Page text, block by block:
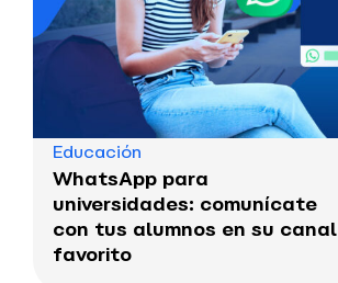
Educación
WhatsApp para
universidades: comunícate
con tus alumnos en su canal
favorito